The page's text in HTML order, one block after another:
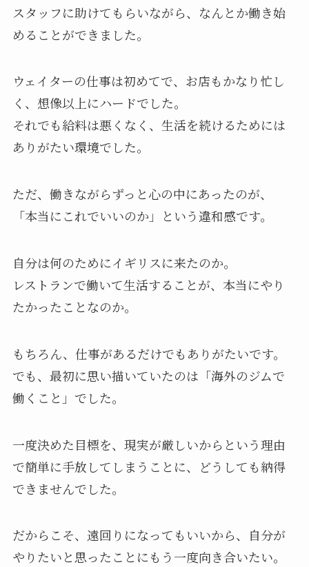
スタッフに助けてもらいながら、なんとか働き始
めることができました。
ウェイターの仕事は初めてで、お店もかなり忙し
く、想像以上にハードでした。
それでも給料は悪くなく、生活を続けるためには
ありがたい環境でした。
ただ、働きながらずっと心の中にあったのが、
「本当にこれでいいのか」という違和感です。
自分は何のためにイギリスに来たのか。
レストランで働いて生活することが、本当にやり
たかったことなのか。
もちろん、仕事があるだけでもありがたいです。
でも、最初に思い描いていたのは「海外のジムで
働くこと」でした。
一度決めた目標を、現実が厳しいからという理由
で簡単に手放してしまうことに、どうしても納得
できませんでした。
だからこそ、遠回りになってもいいから、自分が
やりたいと思ったことにもう一度向き合いたい。